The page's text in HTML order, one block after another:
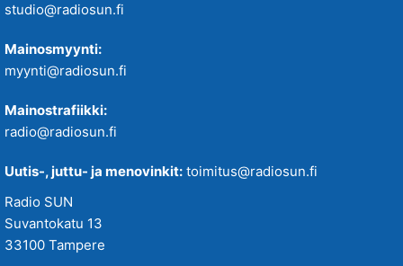
studio@radiosun.fi
Mainosmyynti:
myynti@radiosun.fi
Mainostrafiikki:
radio@radiosun.fi
Uutis-, juttu- ja menovinkit: toimitus@radiosun.fi
Radio SUN
Suvantokatu 13
33100 Tampere